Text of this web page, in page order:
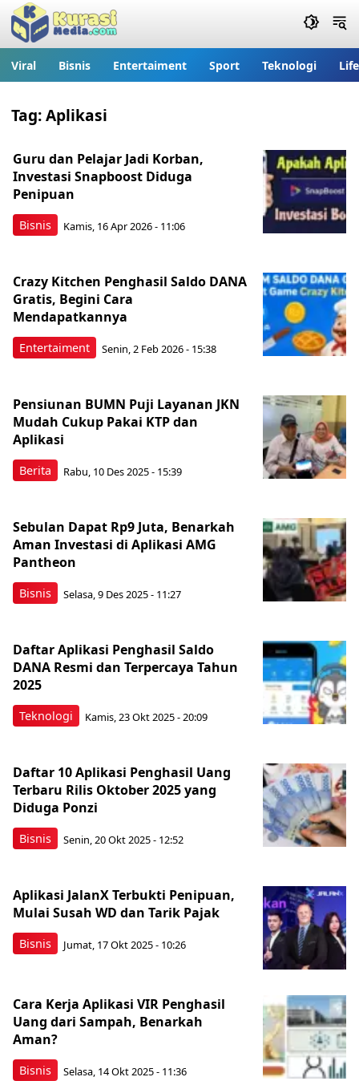
Viral Bisnis Entertaiment Sport Teknologi
Tag:Aplikasi
Bisnis
Guru dan Pelajar Jadi Korban,
Investasi Snapboost Diduga
Penipuan
Kamis, 16 Apr 2026 - 11:06
Entertaiment
Crazy Kitchen Penghasil Saldo DANA
Gratis, Begini Cara
Mendapatkannya
Senin, 2 Feb 2026 - 15:38
Berita
Pensiunan BUMN Puji Layanan JKN
Mudah Cukup Pakai KTP dan
Aplikasi
Rabu, 10 Des 2025 - 15:39
Bisnis
Sebulan Dapat Rp9 Juta, Benarkah
Aman Investasi di Aplikasi AMG
Pantheon
Selasa, 9 Des 2025 - 11:27
Teknologi
Daftar Aplikasi Penghasil Saldo
DANA Resmi dan Terpercaya Tahun
2025
Kamis, 23 Okt 2025 - 20:09
Bisnis
Daftar 10 Aplikasi Penghasil Uang
Terbaru Rilis Oktober 2025 yang
Diduga Ponzi
Senin, 20 Okt 2025 - 12:52
Bisnis
Aplikasi JalanX Terbukti Penipuan,
Mulai Susah WD dan Tarik Pajak
Jumat, 17 Okt 2025 - 10:26
Bisnis
Cara Kerja Aplikasi VIR Penghasil
Uang dari Sampah, Benarkah
Aman?
Selasa, 14 Okt 2025 - 11:36